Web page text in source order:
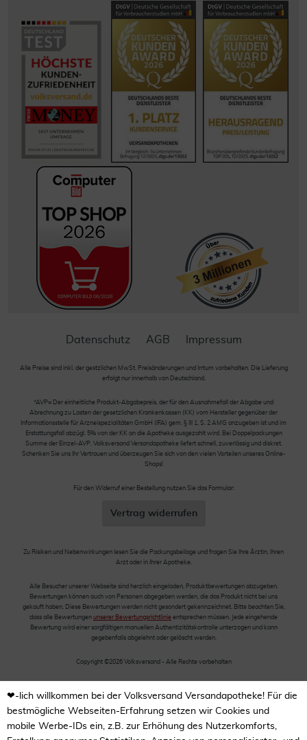
Datenschutz AGB Impressum
Alle Preise sind inkl. der gestzlichen MwSt. Preisänderungen und Irrtum vorbehalten. Die Lieferung
erfolgt nur innerhalb von Deutschland.
*AVP= Der einheitliche Produkt-Abgabepreis, der für den Ausnahmefall der Abgabe und
Abrechnung zu Lasten der gesetzlichen Krankenkassen (KK) vom Hersteller gegenüber der
Informationsstelle für Arzneispezialitäten GmbH (IFA) gem. § III 1, S. 2 AMG anzugeben ist und im
Erstattungsfall abzügl. 5% von der KK an die Apotheke ausgezahlt wird. Bei Doppelpackungen
Summe der Einzel-AVP. Volksversand Versandapotheke liefert schnell, zuverlässig und diskret.
Schenken Sie uns Ihr Vertrauen und überzeugen Sie sich von den vielen Vorteilen unseres Online-
Shops!
Für den Widerruf einer Bestellung nutzen Sie das Formular:
Vertrag widerrufen
Zu Risiken und Nebenwirkungen lesen Sie die Packungsbeilage und fragen Sie Ihre Ärztin, Ihren
Arzt oder in Ihrer Apotheke.
Alle Besucher unserer Webseite sind herzlich eingeladen, Produktbewertungen abzugeben.
Bewertungen können auch von Personen abgegeben werden, die das Produkt nicht bei uns
gekauft haben. Diese Bewertungen werden nicht gesondert gekennzeichnet. Bitte beachten Sie,
dass alle Bewertungen unserer Bewertungsrichtlinie entsprechen müssen. Jede eingehende
Bewertung wird einer sorgfältigen manuellen Authentizitätskontrolle unterzogen und kann
gegebenfalls abgelehnt oder gelöscht werden.
Copyright ©2026 Volksversand - Alle Rechte vorbehalten
❤-lich willkommen bei der Volksversand Versandapotheke! Für die
bestmögliche Webseiten-Erfahrung setzen wir Cookies und
mobile Werbe-IDs ein, z.B. zur Erhöhung des Nutzerkomforts,